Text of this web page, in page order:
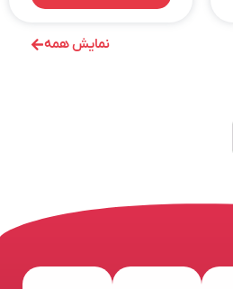
نمایش همه